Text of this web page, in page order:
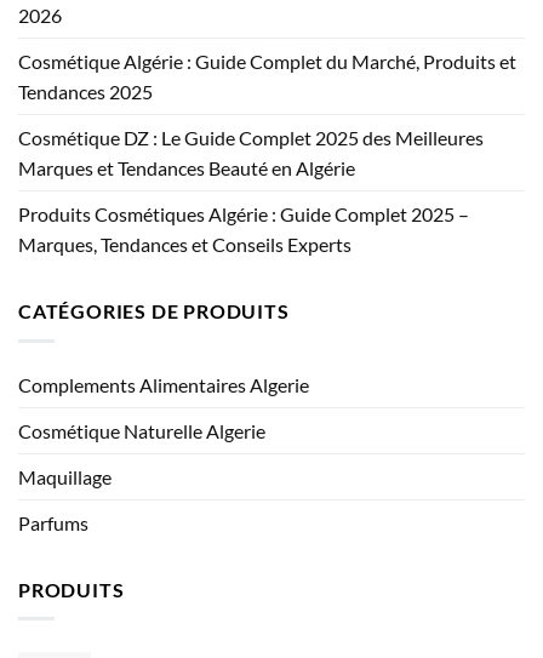
2026
Cosmétique Algérie : Guide Complet du Marché, Produits et
Tendances 2025
Cosmétique DZ : Le Guide Complet 2025 des Meilleures
Marques et Tendances Beauté en Algérie
Produits Cosmétiques Algérie : Guide Complet 2025 –
Marques, Tendances et Conseils Experts
CATÉGORIES DE PRODUITS
Complements Alimentaires Algerie
Cosmétique Naturelle Algerie
Maquillage
Parfums
PRODUITS